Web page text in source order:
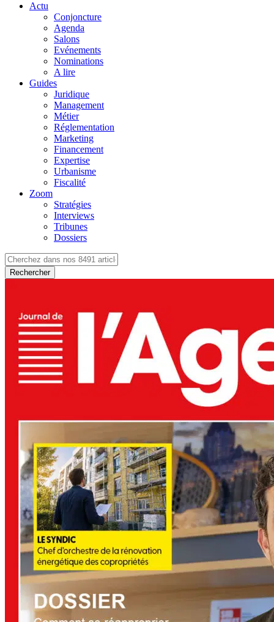
Actu
Conjoncture
Agenda
Salons
Evénements
Nominations
A lire
Guides
Juridique
Management
Métier
Réglementation
Marketing
Financement
Expertise
Urbanisme
Fiscalité
Zoom
Stratégies
Interviews
Tribunes
Dossiers
Rechercher